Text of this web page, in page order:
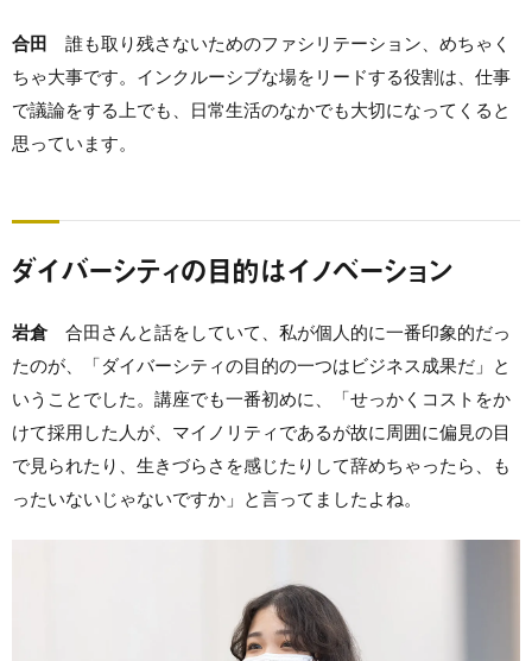
合田
誰も取り残さないためのファシリテーション、めちゃく
ちゃ大事です。インクルーシブな場をリードする役割は、仕事
で議論をする上でも、日常生活のなかでも大切になってくると
思っています。
ダイバーシティの目的はイノベーション
岩倉合田さんと話をしていて、私が個人的に一番印象的だっ
たのが、「ダイバーシティの目的の一つはビジネス成果だ」と
いうことでした。講座でも一番初めに、「せっかくコストをか
けて採用した人が、マイノリティであるが故に周囲に偏見の目
で見られたり、生きづらさを感じたりして辞めちゃったら、も
ったいないじゃないですか」と言ってましたよね。